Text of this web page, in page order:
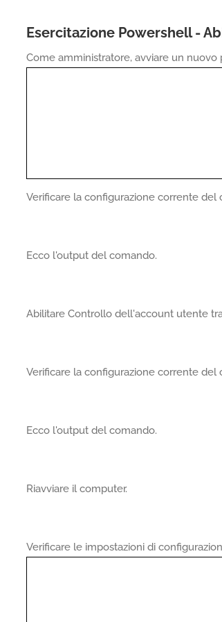
Esercitazione Powershell -
Come amministratore, avviare un nuovo
Verificare la configurazione corrente
Ecco l'output del comando.
Abilitare Controllo dell'account utente
Verificare la configurazione corrente
Ecco l'output del comando.
Riavviare il computer.
Verificare le impostazioni di